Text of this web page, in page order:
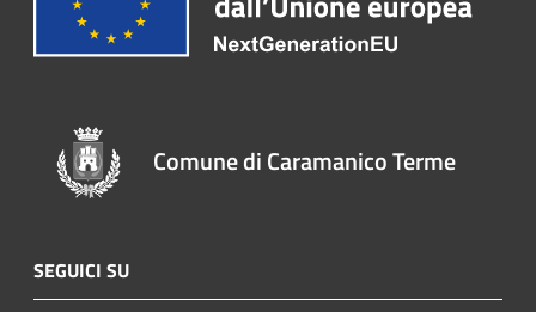
Comune di Caramanico Terme
SEGUICI SU